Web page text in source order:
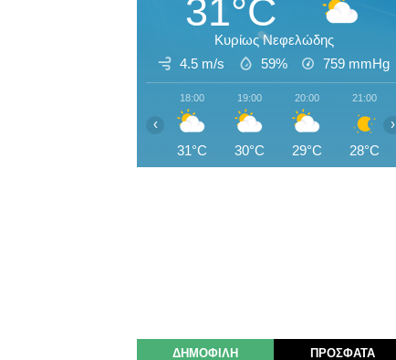
31°C
Κυρίως Νεφελώδης
4.5 m/s
59% 759 mmHg
18:00
31°C
19:00
30°C
20:00
29°C
21:00
28°C
‹ ›
ΔΗΜΟΦΙΛΗ ΠΡΟΣΦΑΤΑ